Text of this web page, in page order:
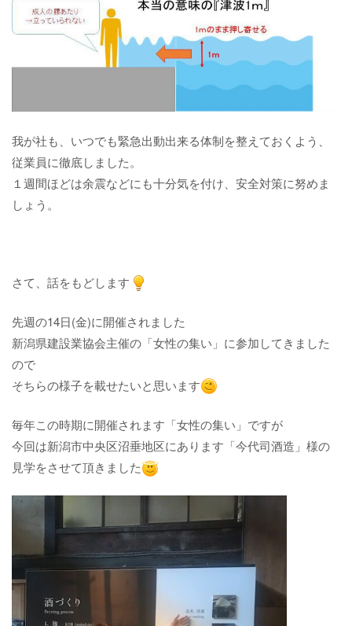
我が社も、いつでも緊急出動出来る体制を整えておくよう、
従業員に徹底しました。
１週間ほどは余震などにも十分気を付け、安全対策に努めま
しょう。
さて、話をもどします​​​​​​​
先週の14日(金)に開催されました
新潟県建設業協会主催の「女性の集い」に参加してきました
ので
そちらの様子を載せたいと思います​​​​​​​
毎年この時期に開催されます「女性の集い」ですが
今回は新潟市中央区沼垂地区にあります「今代司酒造」様の
見学をさせて頂きました​​​​​​​